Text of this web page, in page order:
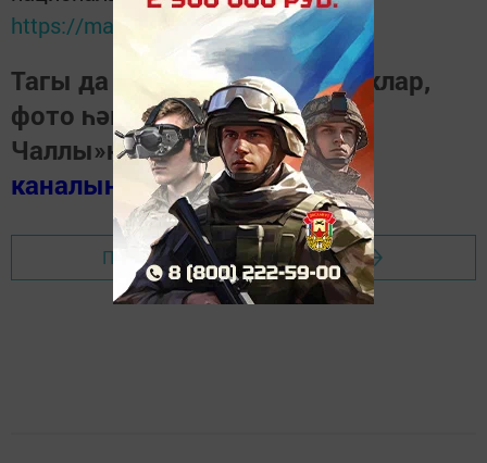
https://max.ru/tatmedia
Тагы да кызыклырак яңалыклар,
фото һәм видеолар «Шәһри
Чаллы»ныңMAX
каналында (язылыгыз).
Перейти на страницу новости